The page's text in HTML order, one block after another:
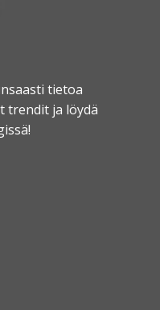
tietoa
trendit ja löydä